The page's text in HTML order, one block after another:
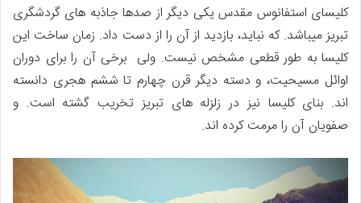
کلیسای استفانوس مقدس یکی دیگر از صدها جاذبه های گردشگری
تبریز میباشد. که نباید، بازدید از آن را از دست داد. زمان ساخت این
کلیسا به طور قطعی مشخص نیست. ولی برخی آن را برای دوران
اوائل مسیحیت، و دسته دیگر قرن چهارم تا ششم هجری دانسته
اند. بنای کلیسا نیز در زلزله های تبریز تخریب گشته است. و
صفویان آن را مرمت کرده اند.